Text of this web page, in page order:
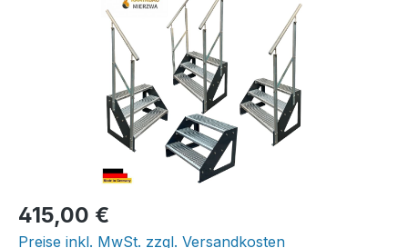
Regulärer Preis:
415,00 €
Preise inkl. MwSt. zzgl. Versandkosten